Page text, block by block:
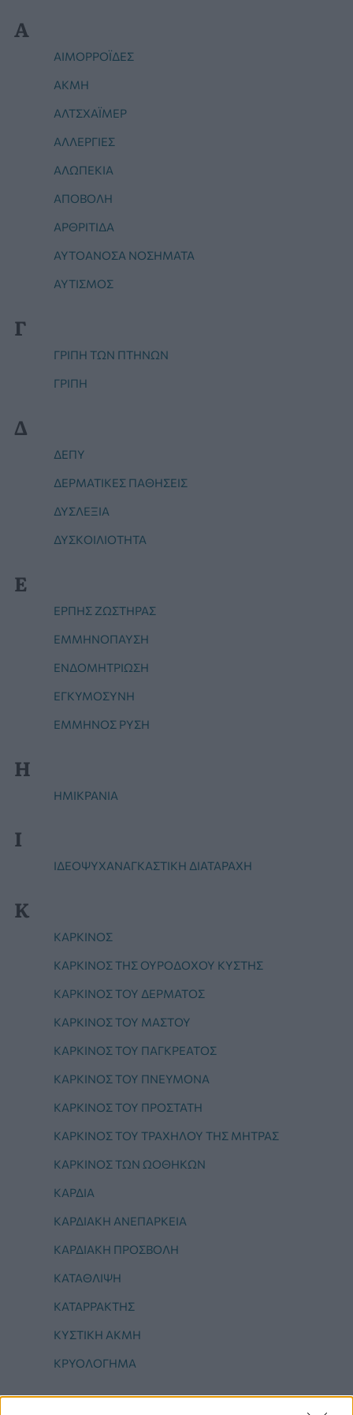
Α
ΑΙΜΟΡΡΟΪ́ΔΕΣ
ΑΚΜΉ
ΑΛΤΣΧΆΙΜΕΡ
ΑΛΛΕΡΓΊΕΣ
ΑΛΩΠΕΚΊΑ
ΑΠΟΒΟΛΗ
ΑΡΘΡΊΤΙΔΑ
ΑΥΤΟΆΝΟΣΑ ΝΟΣΉΜΑΤΑ
ΑΥΤΙΣΜΌΣ
Γ
ΓΡΙΠΗ ΤΩΝ ΠΤΗΝΩΝ
ΓΡΙΠΗ
Δ
ΔΕΠΥ
ΔΕΡΜΑΤΙΚΕΣ ΠΑΘΗΣΕΙΣ
ΔΥΣΛΕΞΙΑ
ΔΥΣΚΟΙΛΙΟΤΗΤΑ
Ε
ΕΡΠΗΣ ΖΩΣΤΉΡΑΣ
ΕΜΜΗΝΟΠΑΥΣΗ
ΕΝΔΟΜΗΤΡΊΩΣΗ
ΕΓΚΥΜΟΣΥΝΗ
ΕΜΜΗΝΟΣ ΡΥΣΗ
Η
ΗΜΙΚΡΑΝΙΑ
Ι
ΙΔΕΟΨΥΧΑΝΑΓΚΑΣΤΙΚΗ ΔΙΑΤΑΡΑΧΗ
Κ
ΚΑΡΚΊΝΟΣ
ΚΑΡΚΊΝΟΣ ΤΗΣ ΟΥΡΟΔΌΧΟΥ ΚΎΣΤΗΣ
ΚΑΡΚΊΝΟΣ ΤΟΥ ΔΈΡΜΑΤΟΣ
ΚΑΡΚΊΝΟΣ ΤΟΥ ΜΑΣΤΟΎ
ΚΑΡΚΊΝΟΣ ΤΟΥ ΠΑΓΚΡΈΑΤΟΣ
ΚΑΡΚΊΝΟΣ ΤΟΥ ΠΝΕΎΜΟΝΑ
ΚΑΡΚΊΝΟΣ ΤΟΥ ΠΡΟΣΤΆΤΗ
ΚΑΡΚΊΝΟΣ ΤΟΥ ΤΡΑΧΉΛΟΥ ΤΗΣ ΜΉΤΡΑΣ
ΚΑΡΚΊΝΟΣ ΤΩΝ ΩΟΘΗΚΏΝ
ΚΑΡΔΙΑ
ΚΑΡΔΙΑΚΗ ΑΝΕΠΑΡΚΕΙΑ
ΚΑΡΔΙΑΚΗ ΠΡΟΣΒΟΛΗ
ΚΑΤΑΘΛΙΨΗ
ΚΑΤΑΡΡΑΚΤΗΣ
ΚΥΣΤΙΚΗ ΑΚΜΗ
ΚΡΥΟΛΌΓΗΜΑ
Μ